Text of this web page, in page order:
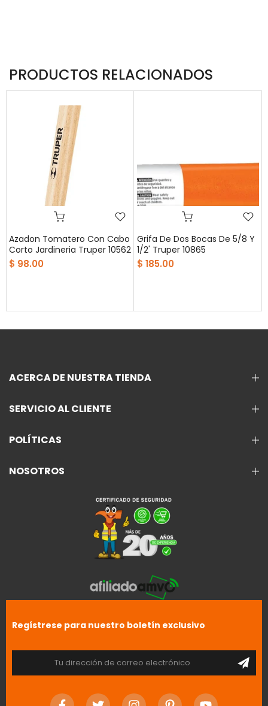
PRODUCTOS RELACIONADOS
Azadon Tomatero Con Cabo
Corto Jardineria Truper 10562
$ 98.00
Grifa De Dos Bocas De 5/8 Y
1/2' Truper 10865
$ 185.00
ACERCA DE NUESTRA TIENDA
SERVICIO AL CLIENTE
POLÍTICAS
NOSOTROS
Regístrese para nuestro boletín exclusivo